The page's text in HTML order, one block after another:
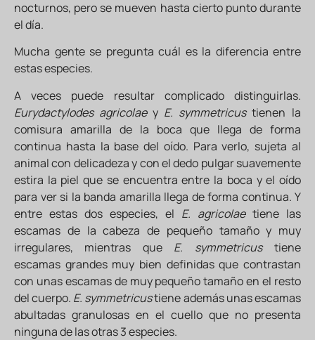
nocturnos, pero se mueven hasta cierto punto durante
el día.
Mucha gente se pregunta cuál es la diferencia entre
estas especies.
A veces puede resultar complicado distinguirlas.
Eurydactylodes agricolae y E. symmetricus tienen la
comisura amarilla de la boca que llega de forma
continua hasta la base del oído. Para verlo, sujeta al
animal con delicadeza y con el dedo pulgar suavemente
estira la piel que se encuentra entre la boca y el oído
para ver si la banda amarilla llega de forma continua. Y
entre estas dos especies, el E. agricolaetiene las
escamas de la cabeza de pequeño tamaño y muy
irregulares, mientras que E. symmetricustiene
escamas grandes muy bien definidas que contrastan
con unas escamas de muy pequeño tamaño en el resto
del cuerpo. E. symmetricustiene además unas escamas
abultadas granulosas en el cuello que no presenta
ninguna de las otras 3 especies.